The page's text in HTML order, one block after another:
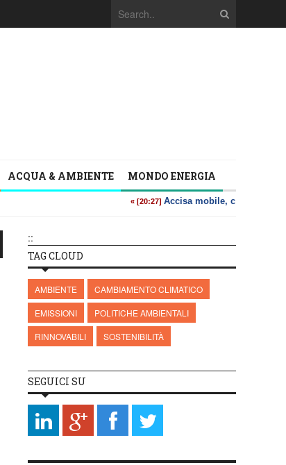
ACQUA & AMBIENTE MONDO ENERGIA
::
TAG CLOUD
AMBIENTE
CAMBIAMENTO CLIMATICO
EMISSIONI
POLITICHE AMBIENTALI
RINNOVABILI
SOSTENIBILITÀ
SEGUICI SU